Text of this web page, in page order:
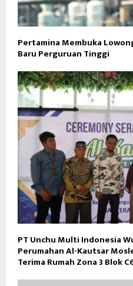
Pertamina Membuka
Baru Perguruan Tinggi
PT Unchu Multi Indonesia
Perumahan Al-Kautsar
Terima Rumah Zona 3 Blok